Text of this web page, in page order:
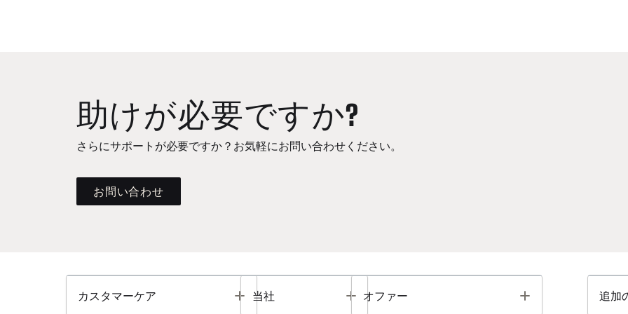
助けが必要ですか?
さらにサポートが必要ですか？お気軽にお問い合わせください。
お問い合わせ
カスタマーケア Toggle
当社 Toggle
オファー Toggle 追加